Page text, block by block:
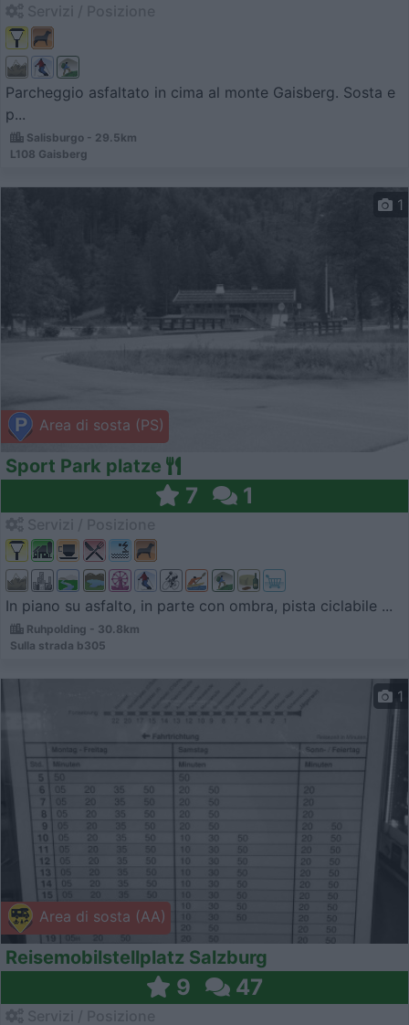
Parcheggio asfaltato in cima al monte Gaisberg. Sosta e
p...
Salisburgo - 29.5km
L108 Gaisberg
Area di sosta (PS)
1
Sport Park platze
7 1
In piano su asfalto, in parte con ombra, pista ciclabile ...
Ruhpolding - 30.8km
Sulla strada b305
Area di sosta (AA)
1
Reisemobilstellplatz Salzburg
9 47